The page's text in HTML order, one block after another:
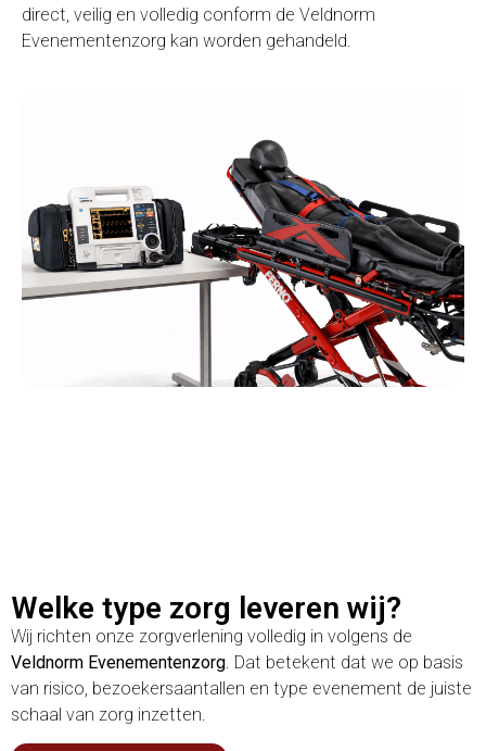
direct, veilig en volledig conform de Veldnorm
Evenementenzorg kan worden gehandeld.
Welke type zorg leveren wij?
Wij richten onze zorgverlening volledig in volgens de
Veldnorm Evenementenzorg. Dat betekent dat we op basis
van risico, bezoekersaantallen en type evenement de juiste
schaal van zorg inzetten.